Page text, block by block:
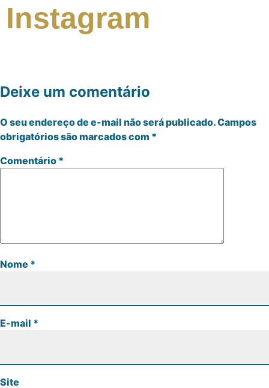
Instagram
Deixe um comentário
O seu endereço de e-mail não será publicado.Campos
obrigatórios são marcados com *
Comentário *
Nome *
E-mail *
Site